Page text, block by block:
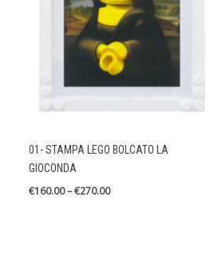
01- STAMPA LEGO BOLCATO LA
GIOCONDA
€160.00–€270.00